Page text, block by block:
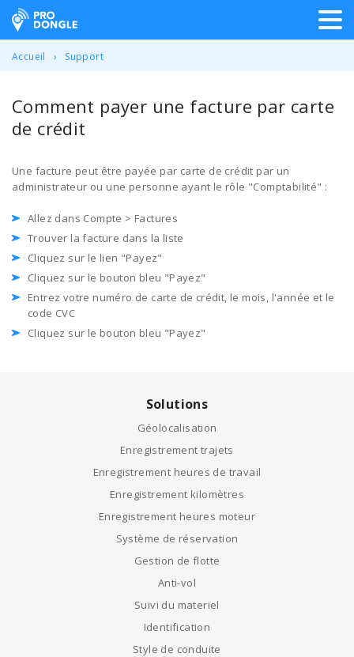
ProDongle Géolocalisation
Accueil Support
Comment payer une facture par carte
de crédit
Une facture peut être payée par carte de crédit par un
administrateur ou une personne ayant le rôle "Comptabilité" :
Allez dans Compte > Factures
Trouver la facture dans la liste
Cliquez sur le lien "Payez"
Cliquez sur le bouton bleu "Payez"
Entrez votre numéro de carte de crédit, le mois, l'année et le
code CVC
Cliquez sur le bouton bleu "Payez"
Solutions
Géolocalisation
Enregistrement trajets
Enregistrement heures de travail
Enregistrement kilomètres
Enregistrement heures moteur
Système de réservation
Gestion de flotte
Anti-vol
Suivi du materiel
Identification
Style de conduite